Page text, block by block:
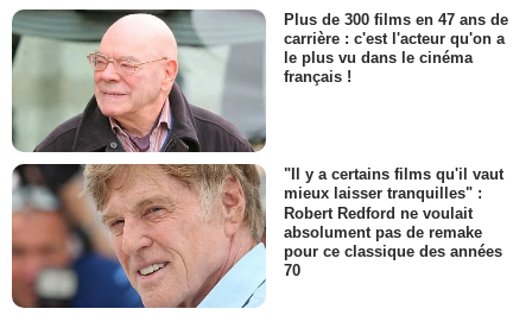
Plus de 300 films en 47 ans de
carrière : c'est l'acteur qu'on a
le plus vu dans le cinéma
français !
"Il y a certains films qu'il vaut
mieux laisser tranquilles" :
Robert Redford ne voulait
absolument pas de remake
pour ce classique des années
70